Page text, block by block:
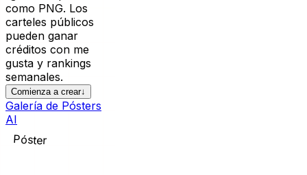
como PNG. Los
carteles públicos
pueden ganar
créditos con me
gusta y rankings
semanales.
Comienza a crear↓
Galería de Pósters
AI
Póster